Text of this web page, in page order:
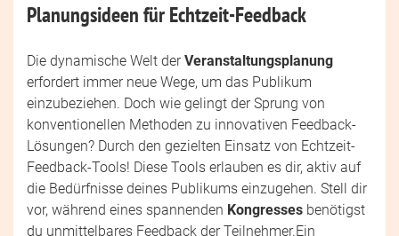
Planungsideen für Echtzeit-Feedback
Die dynamische Welt derVeranstaltungsplanung
erfordert immer neue Wege, um das Publikum
einzubeziehen. Doch wie gelingt der Sprung von
konventionellen Methoden zu innovativen Feedback-
Lösungen? Durch den gezielten Einsatz von Echtzeit-
Feedback-Tools! Diese Tools erlauben es dir, aktiv auf
die Bedürfnisse deines Publikums einzugehen. Stell dir
vor, während eines spannenden Kongresses benötigst
du unmittelbares Feedback der Teilnehmer.Ein